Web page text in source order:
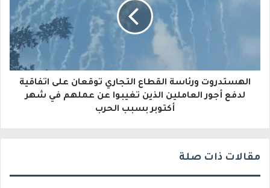
الهستدروت ورئاسة القطاع التجاري توقعان على اتفاقية
لدفع أجور العاملين الذين تغيبوا عن عملهم في شهر
أكتوبر بسبب الحرب
مقالات ذات صلة